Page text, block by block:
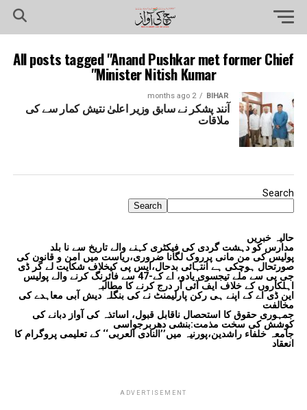
All posts tagged "Anand Pushkar met former Chief
Minister Nitish Kumar"
BIHAR
2 months ago
آنند پشکر نے سابق وزیر اعلیٰ نتیش کمار سے کی
ملاقات
Search
Search
حالیہ خبریں
مدارس کو دہشت گردی کی فیکٹری کہنے والے تاریخ سے نا بلد
پولیس کی من مانی پرروک لگانا ضروری،ریاست میں امن و قانون کی
صورتحال ہوچکی ہے انتہائی بدحال،ایس پی کیخلاف شکایت لے کر ڈی
جی پی سے ملے تیجسوی یادو، اے کے-47 سے فائرنگ کرنے والے پولیس
اہلکاروں کے خلاف ایف آئی آر درج کرنے کا مطالبہ
این ڈی اے کے اپنے ہی رکن پارلیمنٹ نے کی بنگلہ دیش آبی معاہدے کی
مخالفت
جمہوری حقوق کا استحصال ناقابل قبول، اساتذہ کی آواز دبانے کی
کوشش کی سخت مذمت:بنشی دھربرجواسی
جامعہ خلفاء راشدین،پورنیہ میں’’النادی العربی‘‘ کے تعلیمی پروگرام کا
انعقاد
ADVERTISEMENT